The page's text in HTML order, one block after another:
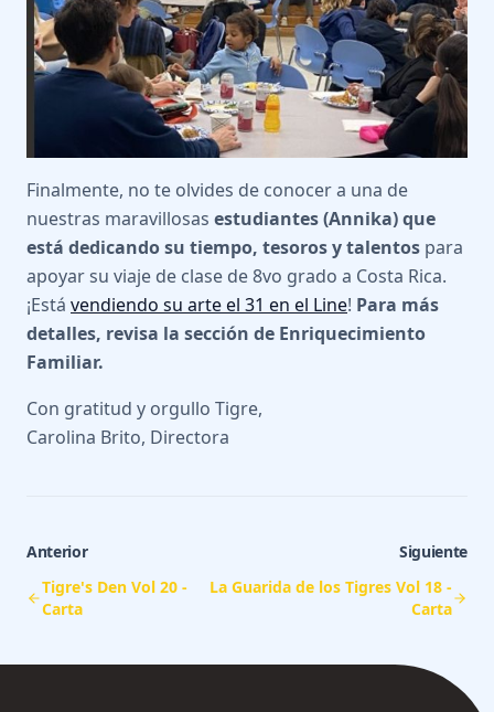
Finalmente, no te olvides de conocer a una de
nuestras maravillosas estudiantes (Annika) que
está dedicando su tiempo, tesoros y talentos para
apoyar su viaje de clase de 8vo grado a Costa Rica.
¡Está vendiendo su arte el 31 en el Line! Para más
detalles, revisa la sección de Enriquecimiento
Familiar.
Con gratitud y orgullo Tigre,
Carolina Brito, Directora
Anterior
Tigre's Den Vol 20 -
Carta
Siguiente
La Guarida de los Tigres Vol 18 -
Carta